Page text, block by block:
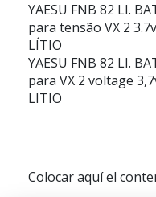
YAESU FNB 82 LI.
para tensão VX 2
LÍTIO
YAESU FNB 82 LI.
para VX 2 voltage
LITIO
Colocar aquí el